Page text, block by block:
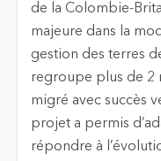
de la Colombie-
majeure dans la
gestion des terres
regroupe plus de 2
migré avec succès
projet a permis
répondre à